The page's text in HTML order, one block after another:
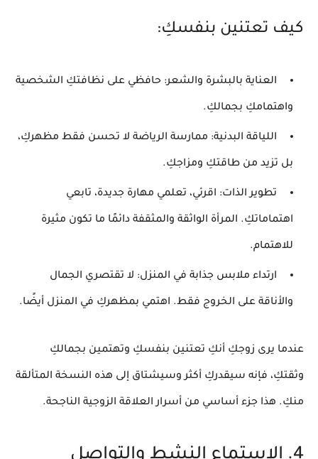
كيف تعتنين بنفسكِ:
العناية بالبشرة والشعر: حافظي على نظافتكِ الشخصية
واهتمامكِ بجمالكِ.
اللياقة البدنية: ممارسة الرياضة لا تحسن فقط مظهركِ،
بل تزيد من طاقتكِ ومزاجكِ.
تطوير الذات: اقرئي، تعلمي مهارة جديدة، تابعي
اهتماماتكِ. المرأة الواثقة والمثقفة دائمًا ما تكون مثيرة
للاهتمام.
ارتداء ملابس جذابة في المنزل: لا تقتصري الجمال
والأناقة على الخروج فقط. اهتمي بمظهركِ في المنزل أيضًا.
عندما يرى زوجكِ أنكِ تعتنين بنفسكِ وتهتمين بجمالكِ
وثقتكِ، فإنه سيقدركِ أكثر وسيشتاق إلى هذه النسخة المتألقة
منكِ. هذا جزء أساسي من أسرار العلاقة الزوجية الناجحة.